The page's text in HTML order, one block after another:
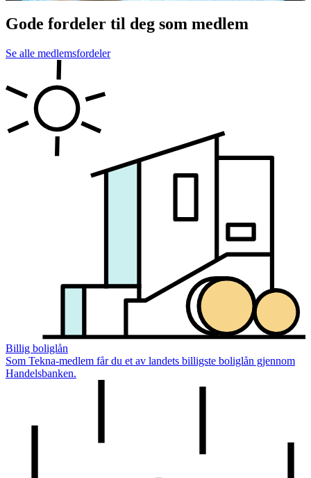
Gode fordeler til deg som medlem
Se alle medlemsfordeler
Billig boliglån
Som Tekna-medlem får du et av landets billigste boliglån gjennom
Handelsbanken.